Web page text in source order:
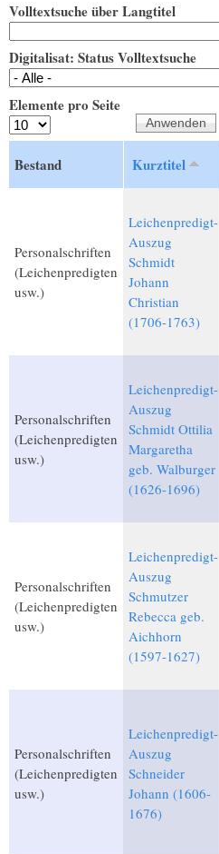
Volltextsuche über Langtitel
Digitalisat: Status Volltextsuche
Elemente pro Seite
Bestand Kurztitel
Personalschriften
(Leichenpredigten
usw.)
Leichenpredigt-
Auszug
Schmidt
Johann
Christian
(1706-1763)
Personalschriften
(Leichenpredigten
usw.)
Leichenpredigt-
Auszug
Schmidt Ottilia
Margaretha
geb. Walburger
(1626-1696)
Personalschriften
(Leichenpredigten
usw.)
Leichenpredigt-
Auszug
Schmutzer
Rebecca geb.
Aichhorn
(1597-1627)
Personalschriften
(Leichenpredigten
usw.)
Leichenpredigt-
Auszug
Schneider
Johann (1606-
1676)